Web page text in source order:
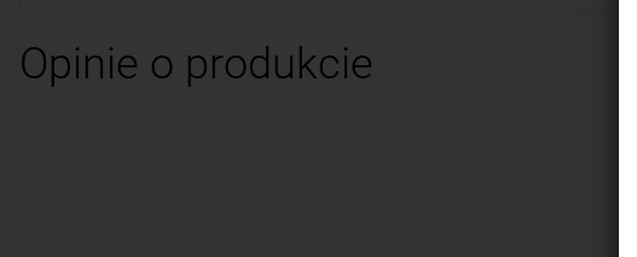
Opinie o produkcie